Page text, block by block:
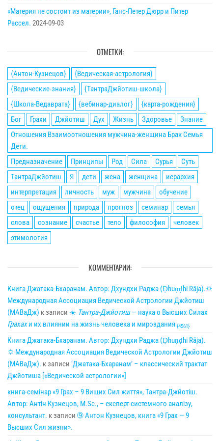
«Материя не состоит из материи», Ганс-Петер Дюрр и Питер
Рассел. 2024-09-03
ОТМЕТКИ:
{Антон-Кузнецов}
{Ведическая-астрология}
{Ведические-знания}
{ТантраДжйотиш-школа}
{Школа-Ведаврата}
{вебинар-диалог}
{карта-рождения}
Бог
Грахи Джйотиш Дух Жизнь Здоровье
Знание
Отношения Взаимоотношения мужчина-женщина Брак Семья
Дети.
Предназначение
Принципы Род Сила Сурья
Суть
ТантраДжйотиш
Я дети жена женщина
иерархия
интерпретация
личность муж мужчина
обучение
отец
ощущения природа прогноз семинар
семья
слова
сознание счастье тело философия
человек
этимология
КОММЕНТАРИИ:
Книга Джатака-Бхаранам. Автор: Дхундхи Раджа (Ḍhuṇḍhi Rāja).🌣
Международная Ассоциация Ведической Астрологии Джйотиш
(МАВаДж) к записи ☀ Тантра-Джйотиш— наука о Высших Силах
Грахахи их влиянии на жизнь человека и мироздания {4561}
Книга Джатака-Бхаранам. Автор: Дхундхи Раджа (Ḍhuṇḍhi Rāja).
🌣 Международная Ассоциация Ведической Астрологии Джйотиш
(МАВаДж). к записи ‘Джатака-Бхаранам’ – классический трактат
Джйотиша [«Ведической астрологии»]
книга-семінар «9 Грах – 9 Вищих Сил життя», Тантра-Джйотіш.
Автор: Антін Кузнецов, M.Sc., – експерт системного аналізу,
консультант. к записи ➈ Антон Кузнецов, книга «9 Грах — 9
Высших Сил жизни».